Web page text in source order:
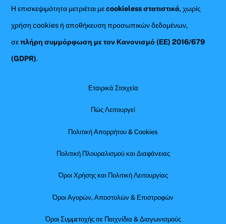
Η επισκεψιμότητα μετριέται μεcookieless στατιστικά, χωρίς
χρήση cookies ή αποθήκευση προσωπικών δεδομένων,
σεπλήρη συμμόρφωση με τον Κανονισμό (ΕΕ) 2016/679
(GDPR).
Εταιρικά Στοιχεία
Πώς Λειτουργεί
Πολιτική Απορρήτου & Cookies
Πολιτική Πλουραλισμού και Διαφάνειας
Όροι Χρήσης και Πολιτική Λειτουργίας
Όροι Αγορών, Αποστολών & Επιστροφών
Όροι Συμμετοχής σε Παιχνίδια & Διαγωνισμούς